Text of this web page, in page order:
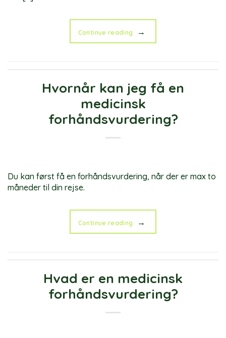
Continue reading →
Hvornår kan jeg få en
medicinsk
forhåndsvurdering?
Du kan først få en forhåndsvurdering, når der er max to
måneder til din rejse.
Continue reading →
Hvad er en medicinsk
forhåndsvurdering?